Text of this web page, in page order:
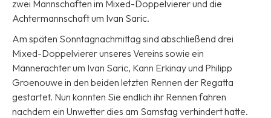
zwei Mannschaften im Mixed-Doppelvierer und die
Achtermannschaft um Ivan Saric.
Am späten Sonntagnachmittag sind abschließend drei
Mixed-Doppelvierer unseres Vereins sowie ein
Männerachter um Ivan Saric, Kann Erkinay und Philipp
Groenouwe in den beiden letzten Rennen der Regatta
gestartet. Nun konnten Sie endlich ihr Rennen fahren
nachdem ein Unwetter dies am Samstag verhindert hatte.